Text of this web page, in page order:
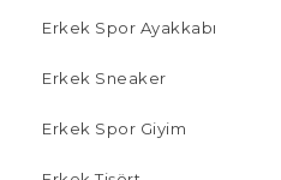
Erkek Spor Ayakkabı
Erkek Sneaker
Erkek Spor Giyim